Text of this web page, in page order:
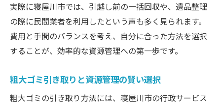
実際に寝屋川市では、引越し前の一括回収や、遺品整理
の際に民間業者を利用したという声も多く見られます。
費用と手間のバランスを考え、自分に合った方法を選択
することが、効率的な資源管理への第一歩です。
粗大ゴミ引き取りと資源管理の賢い選択
粗大ゴミの引き取り方法には、寝屋川市の行政サービス